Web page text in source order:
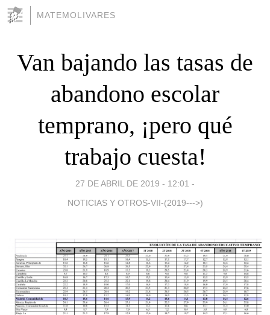
MATEMOLIVARES
Van bajando las tasas de
abandono escolar
temprano, ¡pero qué
trabajo cuesta!
27 DE ABRIL DE 2019 - 12:01 -
NOTICIAS Y OTROS-VII-(2019--->)